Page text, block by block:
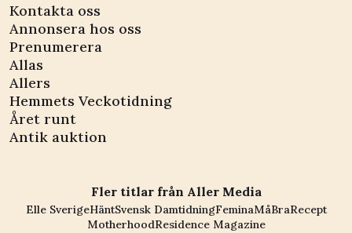
Kontakta oss
Annonsera hos oss
Prenumerera
Allas
Allers
Hemmets Veckotidning
Året runt
Antik auktion
Fler titlar från Aller Media
Elle SverigeHäntSvensk DamtidningFeminaMåBraRecept
MotherhoodResidence Magazine